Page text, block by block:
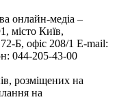
онлайн-медіа –
місто Київ,
Б, офіс 208/1 E-mail:
044-205-43-00
розміщених на
на